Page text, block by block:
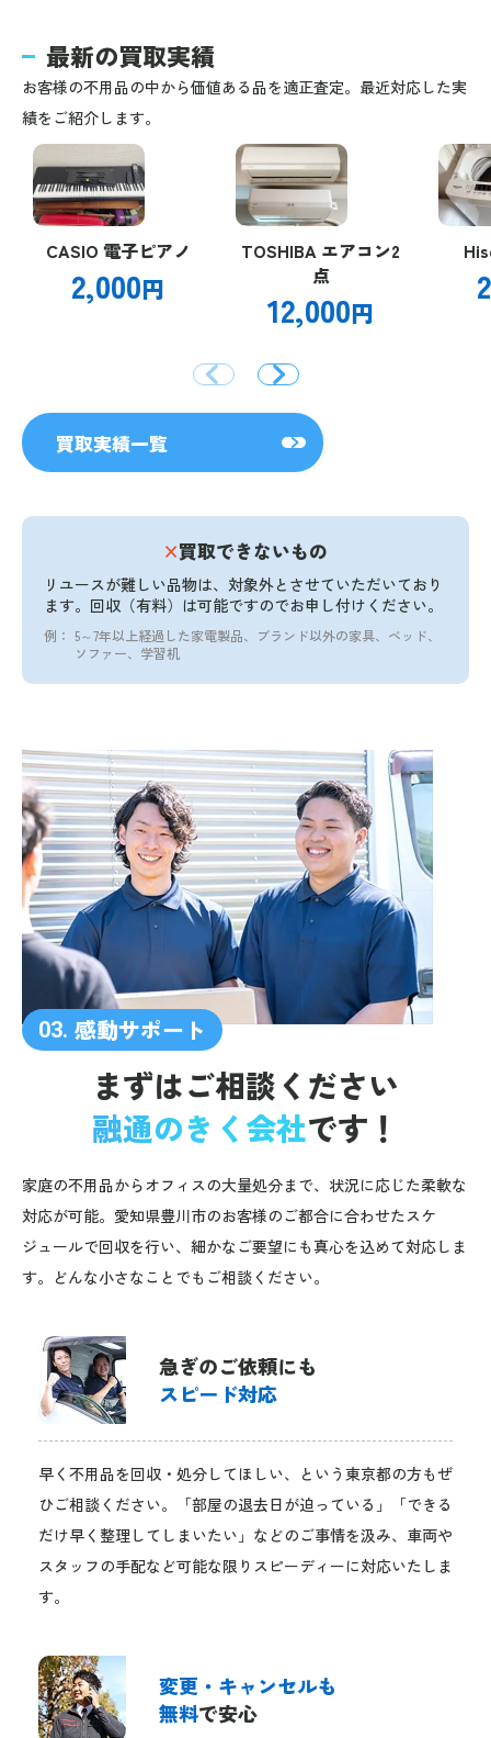
最新の買取実績
お客様の不用品の中から価値ある品を適正査定。最近対応した実
績をご紹介します。
CASIO 電子ピアノ
2,000円
TOSHIBA エアコン2
点
12,000円
買取実績一覧
×買取できないもの
リユースが難しい品物は、対象外とさせていただいており
ます。 回収（有料）は可能ですのでお申し付けください。
例： 5～7年以上経過した家電製品、ブランド以外の家具、ベッド、
ソファー、学習机
03. 感動サポート
まずはご相談ください
融通のきく会社です！
家庭の不用品からオフィスの大量処分まで、状況に応じた柔軟な
対応が可能。愛知県豊川市のお客様のご都合に合わせたスケ
ジュールで回収を行い、細かなご要望にも真心を込めて対応しま
す。どんな小さなことでもご相談ください。
急ぎのご依頼にも
スピード対応
早く不用品を回収・処分してほしい、という東京都の方もぜ
ひご相談ください。「部屋の退去日が迫っている」「できる
だけ早く整理してしまいたい」などのご事情を汲み、車両や
スタッフの手配など可能な限りスピーディーに対応いたしま
す。
変更・キャンセルも
無料で安心